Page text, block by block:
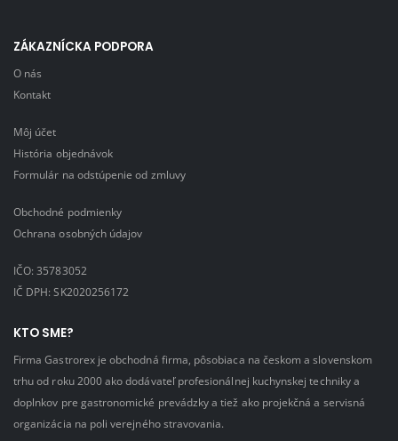
ZÁKAZNÍCKA PODPORA
O nás
Kontakt
Môj účet
História objednávok
Formulár na odstúpenie od zmluvy
Obchodné podmienky
Ochrana osobných údajov
IČO: 35783052
IČ DPH: SK2020256172
KTO SME?
Firma Gastrorex je obchodná firma, pôsobiaca na českom a slovenskom
trhu od roku 2000 ako dodávateľ profesionálnej kuchynskej techniky a
doplnkov pre gastronomické prevádzky a tiež ako projekčná a servisná
organizácia na poli verejného stravovania.